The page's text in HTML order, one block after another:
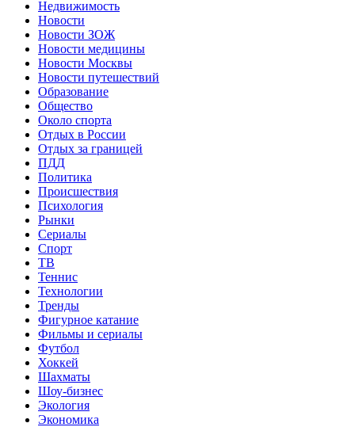
Недвижимость
Новости
Новости ЗОЖ
Новости медицины
Новости Москвы
Новости путешествий
Образование
Общество
Около спорта
Отдых в России
Отдых за границей
ПДД
Политика
Происшествия
Психология
Рынки
Сериалы
Спорт
ТВ
Теннис
Технологии
Тренды
Фигурное катание
Фильмы и сериалы
Футбол
Хоккей
Шахматы
Шоу-бизнес
Экология
Экономика